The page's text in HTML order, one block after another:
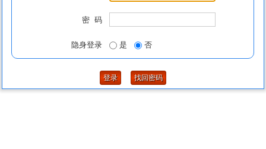
密 码
隐身登录 是 否